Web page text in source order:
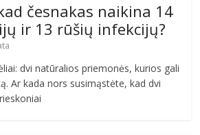
česnakas naikina 14
ir 13 rūšių infekcijų?
dvi natūralios priemonės, kurios gali
Ar kada nors susimąstėte, kad dvi